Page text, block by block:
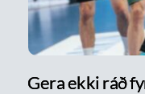
Gera ekki ráð